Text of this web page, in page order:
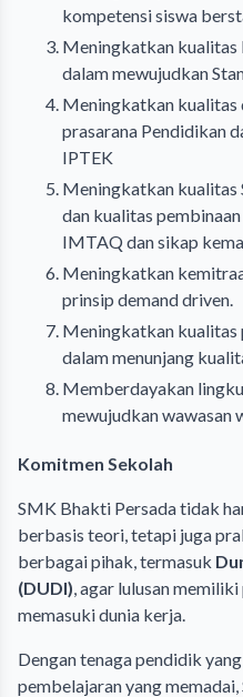
kompetensi siswa
Meningkatkan kualitas
dalam mewujudkan
Meningkatkan kualitas
prasarana Pendidikan
IPTEK
Meningkatkan kualitas
dan kualitas
IMTAQ dan sikap
Meningkatkan
prinsip demand driven.
Meningkatkan kualitas
dalam menunjang
Memberdayakan
mewujudkan wawasan
Komitmen Sekolah
SMK Bhakti Persada tidak
berbasis teori, tetapi juga
berbagai pihak, termasuk
(DUDI), agar lulusan
memasuki dunia kerja.
Dengan tenaga pendidik
pembelajaran yang